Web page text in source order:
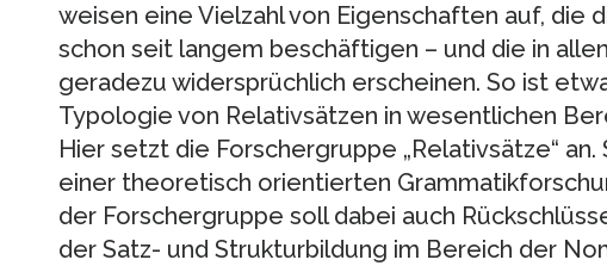
weisen eine Vielzahl von Eigenschaften auf, die
schon seit langem beschäftigen – und die in
geradezu widersprüchlich erscheinen. So ist
Typologie von Relativsätzen in wesentlichen
Hier setzt die Forschergruppe „Relativsätze“ an.
einer theoretisch orientierten
der Forschergruppe soll dabei auch
der Satz- und Strukturbildung im Bereich der